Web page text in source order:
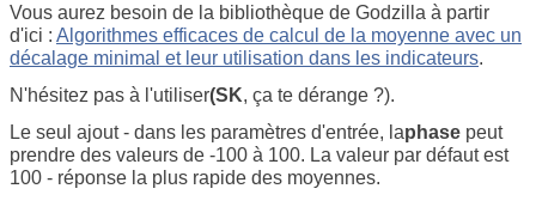
Vous aurez besoin de la bibliothèque de Godzilla à partir
d'ici : Algorithmes efficaces de calcul de la moyenne avec un
décalage minimal et leur utilisation dans les indicateurs.
N'hésitez pas à l'utiliser(SK, ça te dérange ?).
Le seul ajout - dans les paramètres d'entrée, laphase peut
prendre des valeurs de -100 à 100. La valeur par défaut est
100 - réponse la plus rapide des moyennes.